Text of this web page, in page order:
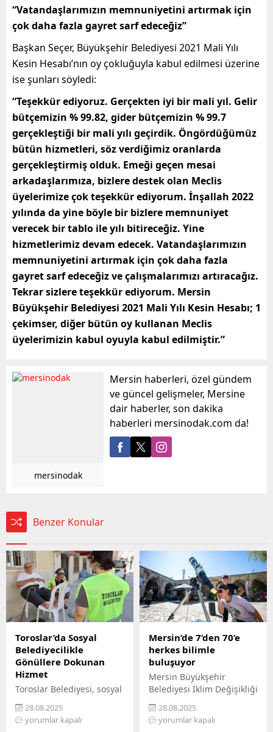
“Vatandaşlarımızın memnuniyetini artırmak için
çok daha fazla gayret sarf edeceğiz”
Başkan Seçer, Büyükşehir Belediyesi 2021 Mali Yılı
Kesin Hesabı’nın oy çokluğuyla kabul edilmesi üzerine
ise şunları söyledi:
“Teşekkür ediyoruz. Gerçekten iyi bir mali yıl. Gelir
bütçemizin % 99.82, gider bütçemizin % 99.7
gerçekleştiği bir mali yılı geçirdik. Öngördüğümüz
bütün hizmetleri, söz verdiğimiz oranlarda
gerçekleştirmiş olduk. Emeği geçen mesai
arkadaşlarımıza, bizlere destek olan Meclis
üyelerimize çok teşekkür ediyorum. İnşallah 2022
yılında da yine böyle bir bizlere memnuniyet
verecek bir tablo ile yılı bitireceğiz. Yine
hizmetlerimiz devam edecek. Vatandaşlarımızın
memnuniyetini artırmak için çok daha fazla
gayret sarf edeceğiz ve çalışmalarımızı artıracağız.
Tekrar sizlere teşekkür ediyorum. Mersin
Büyükşehir Belediyesi 2021 Mali Yılı Kesin Hesabı; 1
çekimser, diğer bütün oy kullanan Meclis
üyelerimizin kabul oyuyla kabul edilmiştir.”
mersinodak
Mersin haberleri, özel gündem
ve güncel gelişmeler, Mersine
dair haberler, son dakika
haberleri mersinodak.com da!
Benzer Konular
Toroslar’da Sosyal
Belediyecilikle
Gönüllere Dokunan
Hizmet
Toroslar Belediyesi, sosyal
belediyecilik anlayışıyla
vatandaşların gönüllerine
dokunmaya devam ediyor.
28.08.2025
yorumlar kapalı
Mersin’de 7’den 70’e
herkes bilimle
buluşuyor
Mersin Büyükşehir
Belediyesi İklim Değişikliği
ve Sıfır Atık Dairesi
Başkanlığı, Mercan 100.
Yıl İklim ve Çevre Bilim
28.08.2025
yorumlar kapalı